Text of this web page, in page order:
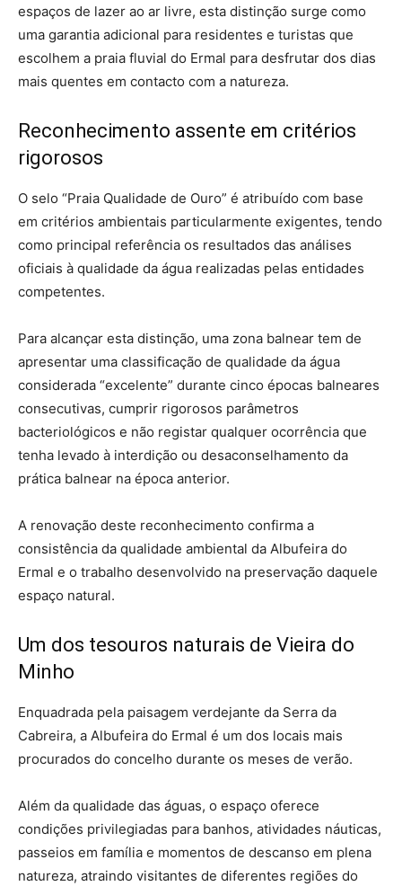
espaços de lazer ao ar livre, esta distinção surge como
uma garantia adicional para residentes e turistas que
escolhem a praia fluvial do Ermal para desfrutar dos dias
mais quentes em contacto com a natureza.
Reconhecimento assente em critérios
rigorosos
O selo “Praia Qualidade de Ouro” é atribuído com base
em critérios ambientais particularmente exigentes, tendo
como principal referência os resultados das análises
oficiais à qualidade da água realizadas pelas entidades
competentes.
Para alcançar esta distinção, uma zona balnear tem de
apresentar uma classificação de qualidade da água
considerada “excelente” durante cinco épocas balneares
consecutivas, cumprir rigorosos parâmetros
bacteriológicos e não registar qualquer ocorrência que
tenha levado à interdição ou desaconselhamento da
prática balnear na época anterior.
A renovação deste reconhecimento confirma a
consistência da qualidade ambiental da Albufeira do
Ermal e o trabalho desenvolvido na preservação daquele
espaço natural.
Um dos tesouros naturais de Vieira do
Minho
Enquadrada pela paisagem verdejante da Serra da
Cabreira, a Albufeira do Ermal é um dos locais mais
procurados do concelho durante os meses de verão.
Além da qualidade das águas, o espaço oferece
condições privilegiadas para banhos, atividades náuticas,
passeios em família e momentos de descanso em plena
natureza, atraindo visitantes de diferentes regiões do